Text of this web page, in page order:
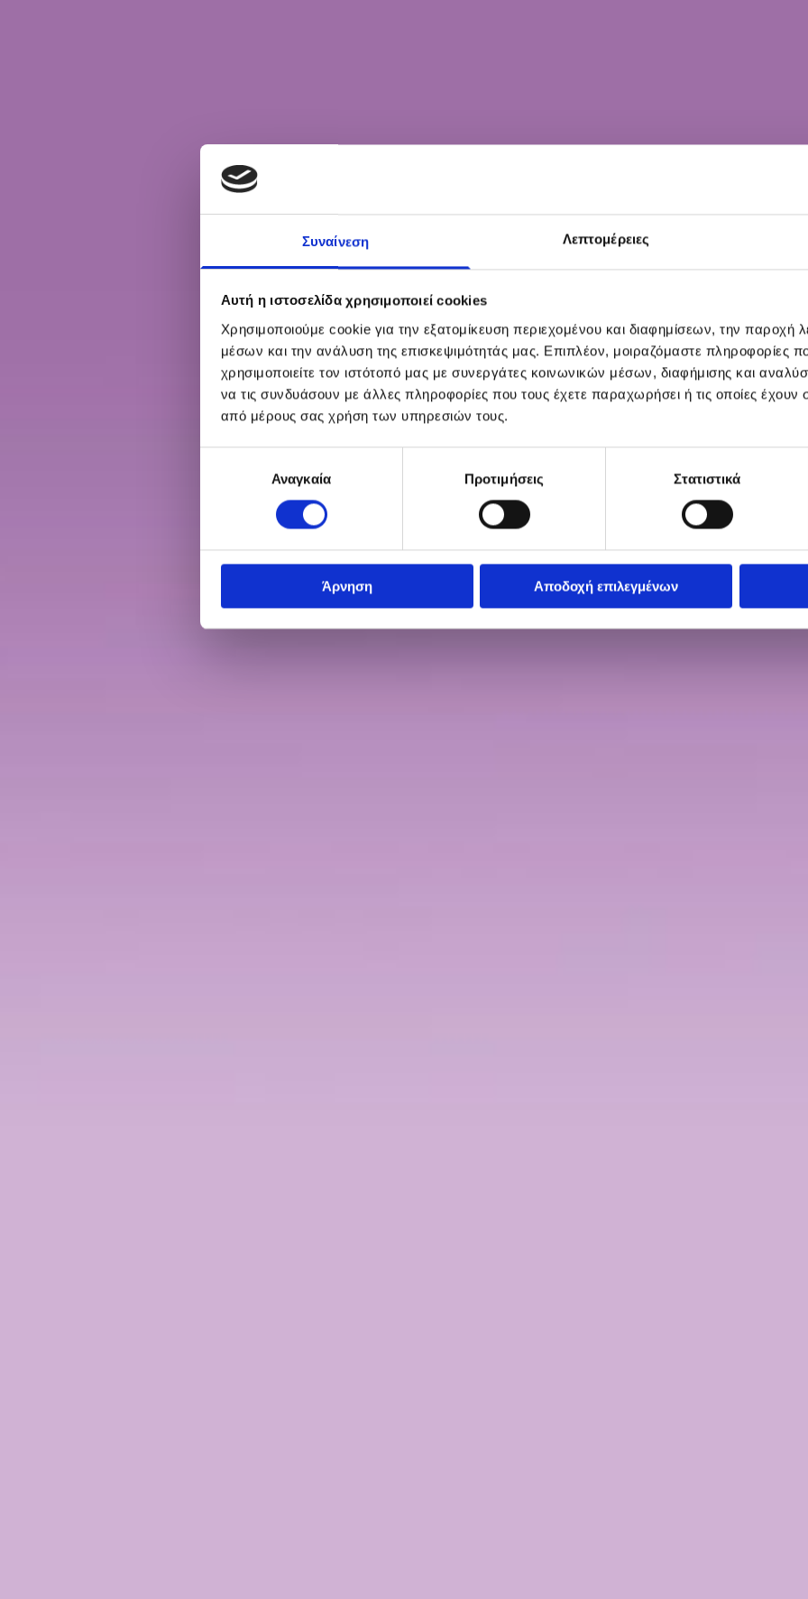
Συναίνεση Λεπτομέρειες
Αυτή η ιστοσελίδα χρησιμοποιεί cookies
Χρησιμοποιούμε cookie για την εξατομίκευση περιεχομένου και διαφημίσεων, την παροχή
μέσων και την ανάλυση της επισκεψιμότητάς μας. Επιπλέον, μοιραζόμαστε πληροφορίες
χρησιμοποιείτε τον ιστότοπό μας με συνεργάτες κοινωνικών μέσων, διαφήμισης και
να τις συνδυάσουν με άλλες πληροφορίες που τους έχετε παραχωρήσει ή τις οποίες έχουν
από μέρους σας χρήση των υπηρεσιών τους.
συγκατάθεσηςΑναγκαία Προτιμήσεις Στατιστικά
Άρνηση Αποδοχή επιλεγμένων